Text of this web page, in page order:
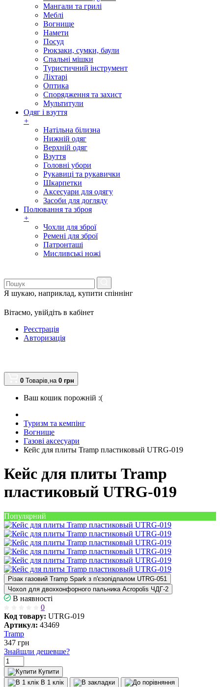
Мангали та грилі
Меблі
Вогнище
Намети
Посуд
Рюкзаки, сумки, баули
Спальні мішки
Туристичний інструмент
Ліхтарі
Оптика
Спорядження та захист
Мультитули
Одяг і взуття
+
Натільна білизна
Нижній одяг
Верхній одяг
Взуття
Головні убори
Рукавиці та рукавички
Шкарпетки
Аксесуари для одягу
Засоби для догляду
Полювання та зброя
+
Чохли для зброї
Ремені для зброї
Патронташі
Мисливські ножі
Я шукаю, наприклад, купити спіннінг
Вітаємо, увійдіть в кабінет
Реєстрація
Авторизація
0 Товарів,на 0 грн
Ваш кошик порожній :(
Туризм та кемпінг
Вогнище
Газові аксесуари
Кейс для плиты Tramp пластиковый UTRG-019
Кейс для плиты Tramp
пластиковый UTRG-019
Популярний
Різак газовий Tramp Spark з п'єзопідпалом UTRG-051
Чохол для двохконфорного пальника Acropolis ЧДГ-2
В наявності
0
Код товару: UTRG-019
Артикул: 43469
Tramp
347 грн
Знайшли дешевше?
Купити
В 1 клік